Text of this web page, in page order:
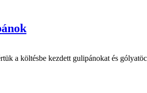
a költésbe kezdett gulipánokat és